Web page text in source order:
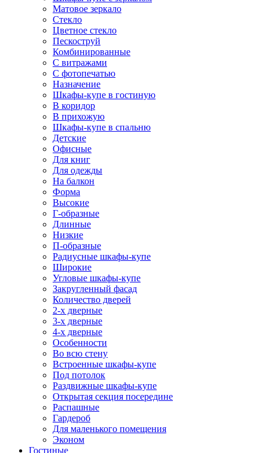
Матовое зеркало
Стекло
Цветное стекло
Пескоструй
Комбинированные
С витражами
С фотопечатью
Назначение
Шкафы-купе в гостиную
В коридор
В прихожую
Шкафы-купе в спальню
Детские
Офисные
Для книг
Для одежды
На балкон
Форма
Высокие
Г-образные
Длинные
Низкие
П-образные
Радиусные шкафы-купе
Широкие
Угловые шкафы-купе
Закругленный фасад
Количество дверей
2-х дверные
3-х дверные
4-х дверные
Особенности
Во всю стену
Встроенные шкафы-купе
Под потолок
Раздвижные шкафы-купе
Открытая секция посередине
Распашные
Гардероб
Для маленького помещения
Эконом
Гостиные